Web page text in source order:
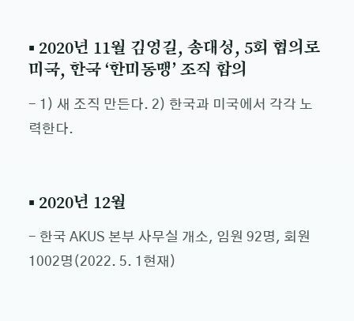
▪ 2020년 11월 김영길, 송대성, 5회 협의로
미국, 한국 ‘한미동맹’ 조직 합의
- 1) 새 조직 만든다. 2) 한국과 미국에서 각각 노
력한다.
▪ 2020년 12월
- 한국 AKUS 본부 사무실 개소, 임원 92명, 회원
1002명(2022. 5. 1현재)